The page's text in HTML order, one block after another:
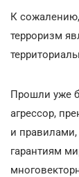
К
терроризм
Прошли уже
агрессор,
и
гарантиям